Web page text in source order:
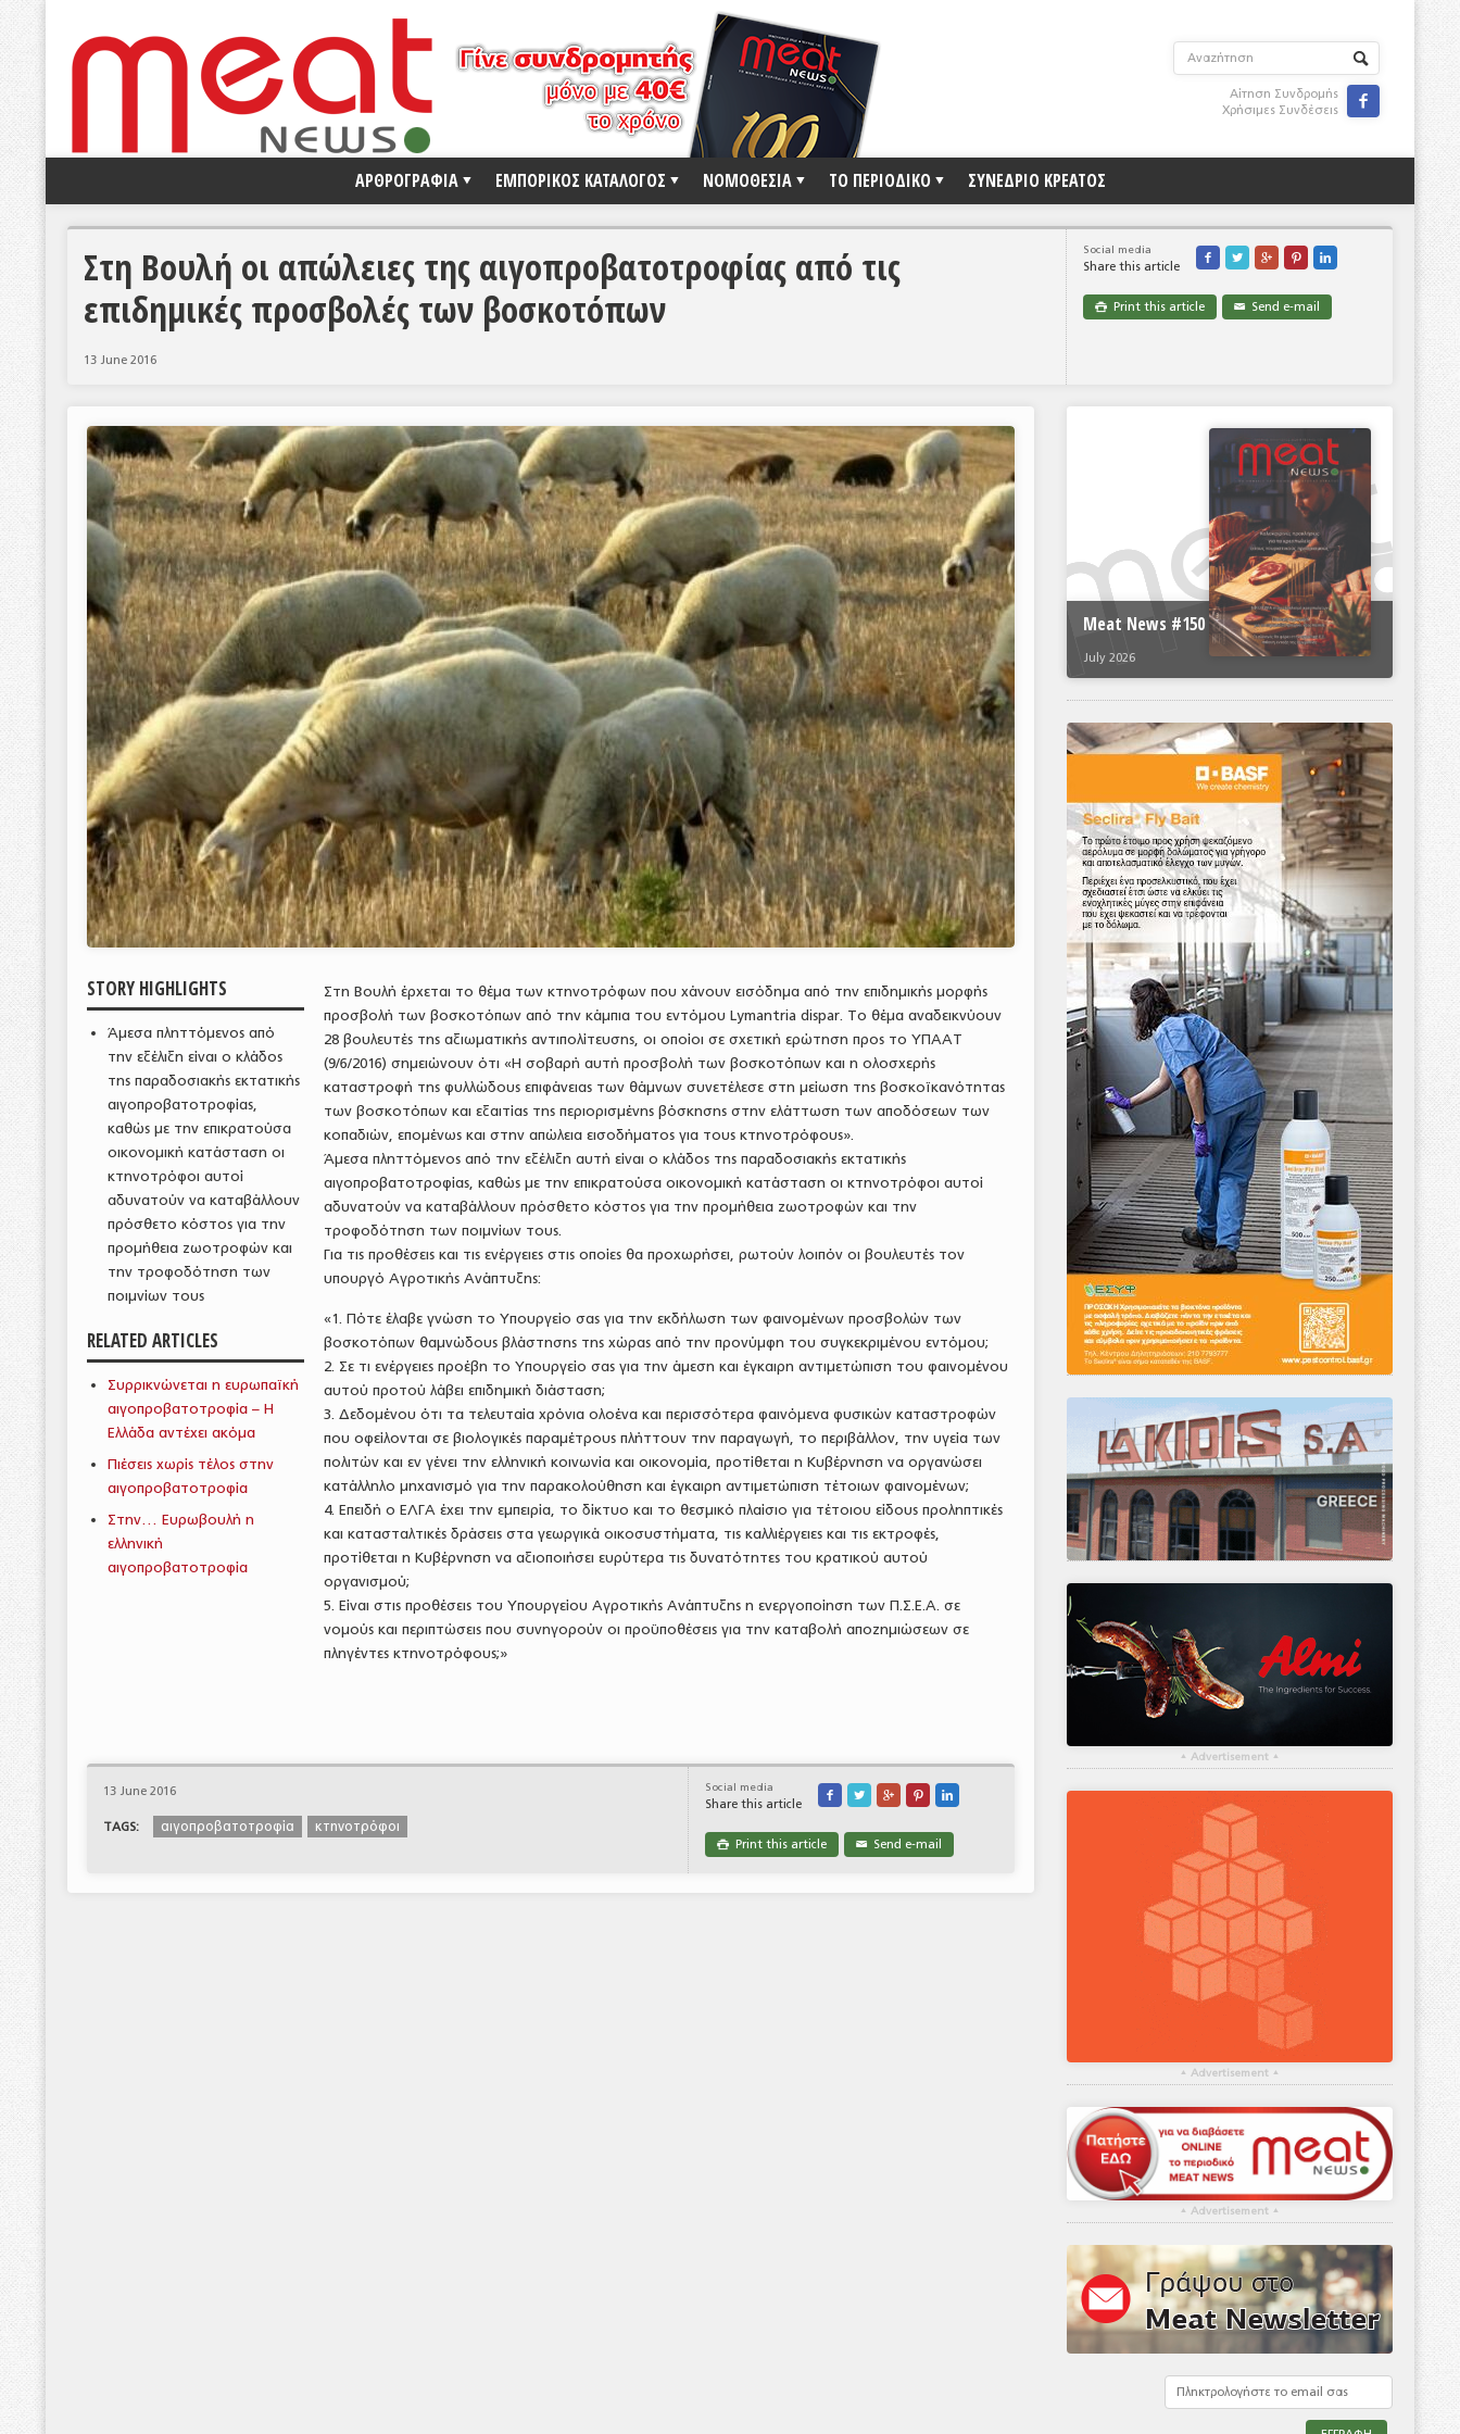
Αίτηση Συνδρομής
Χρήσιμες Συνδέσεις

ΑΡΘΡΟΓΡΑΦΙΑ ΕΜΠΟΡΙΚΟΣ ΚΑΤΑΛΟΓΟΣ ΝΟΜΟΘΕΣΙΑ ΤΟ ΠΕΡΙΟΔΙΚΟ ΣΥΝΕΔΡΙΟ ΚΡΕΑΤΟΣ
Social media
Share this article
    
 Print this article ✉ Send e-mail
Στη Βουλή οι απώλειες της αιγοπροβατοτροφίας από τις
επιδημικές προσβολές των βοσκοτόπων
13 June 2016
STORY HIGHLIGHTS
Άμεσα πληττόμενος από
την εξέλιξη είναι ο κλάδος
της παραδοσιακής εκτατικής
αιγοπροβατοτροφίας,
καθώς με την επικρατούσα
οικονομική κατάσταση οι
κτηνοτρόφοι αυτοί
αδυνατούν να καταβάλλουν
πρόσθετο κόστος για την
προμήθεια ζωοτροφών και
την τροφοδότηση των
ποιμνίων τους
RELATED ARTICLES
Συρρικνώνεται η ευρωπαϊκή
αιγοπροβατοτροφία – Η
Ελλάδα αντέχει ακόμα
Πιέσεις χωρίς τέλος στην
αιγοπροβατοτροφία
Στην… Ευρωβουλή η
ελληνική
αιγοπροβατοτροφία
Στη Βουλή έρχεται το θέμα των κτηνοτρόφων που χάνουν εισόδημα από την επιδημικής μορφής
προσβολή των βοσκοτόπων από την κάμπια του εντόμου Lymantria dispar. Το θέμα αναδεικνύoυν
28 βουλευτές της αξιωματικής αντιπολίτευσης, οι οποίοι σε σχετική ερώτηση προς το ΥΠΑΑΤ
(9/6/2016) σημειώνουν ότι «Η σοβαρή αυτή προσβολή των βοσκοτόπων και η ολοσχερής
καταστροφή της φυλλώδους επιφάνειας των θάμνων συνετέλεσε στη μείωση της βοσκοϊκανότητας
των βοσκοτόπων και εξαιτίας της περιορισμένης βόσκησης στην ελάττωση των αποδόσεων των
κοπαδιών, επομένως και στην απώλεια εισοδήματος για τους κτηνοτρόφους».
Άμεσα πληττόμενος από την εξέλιξη αυτή είναι ο κλάδος της παραδοσιακής εκτατικής
αιγοπροβατοτροφίας, καθώς με την επικρατούσα οικονομική κατάσταση οι κτηνοτρόφοι αυτοί
αδυνατούν να καταβάλλουν πρόσθετο κόστος για την προμήθεια ζωοτροφών και την
τροφοδότηση των ποιμνίων τους.
Για τις προθέσεις και τις ενέργειες στις οποίες θα προχωρήσει, ρωτούν λοιπόν οι βουλευτές τον
υπουργό Αγροτικής Ανάπτυξης:
«1. Πότε έλαβε γνώση το Υπουργείο σας για την εκδήλωση των φαινομένων προσβολών των
βοσκοτόπων θαμνώδους βλάστησης της χώρας από την προνύμφη του συγκεκριμένου εντόμου;
2. Σε τι ενέργειες προέβη το Υπουργείο σας για την άμεση και έγκαιρη αντιμετώπιση του φαινομένου
αυτού προτού λάβει επιδημική διάσταση;
3. Δεδομένου ότι τα τελευταία χρόνια ολοένα και περισσότερα φαινόμενα φυσικών καταστροφών
που οφείλονται σε βιολογικές παραμέτρους πλήττουν την παραγωγή, το περιβάλλον, την υγεία των
πολιτών και εν γένει την ελληνική κοινωνία και οικονομία, προτίθεται η Κυβέρνηση να οργανώσει
κατάλληλο μηχανισμό για την παρακολούθηση και έγκαιρη αντιμετώπιση τέτοιων φαινομένων;
4. Επειδή ο ΕΛΓΑ έχει την εμπειρία, το δίκτυο και το θεσμικό πλαίσιο για τέτοιου είδους προληπτικές
και κατασταλτικές δράσεις στα γεωργικά οικοσυστήματα, τις καλλιέργειες και τις εκτροφές,
προτίθεται η Κυβέρνηση να αξιοποιήσει ευρύτερα τις δυνατότητες του κρατικού αυτού
οργανισμού;
5. Είναι στις προθέσεις του Υπουργείου Αγροτικής Ανάπτυξης η ενεργοποίηση των Π.Σ.Ε.Α. σε
νομούς και περιπτώσεις που συνηγορούν οι προϋποθέσεις για την καταβολή αποζημιώσεων σε
πληγέντες κτηνοτρόφους;»
Social media
Share this article
    
 Print this article ✉ Send e-mail
13 June 2016
TAGS: αιγοπροβατοτροφία κτηνοτρόφοι
Meat News #150
July 2026
▴ Advertisement ▴
▴ Advertisement ▴
▴ Advertisement ▴